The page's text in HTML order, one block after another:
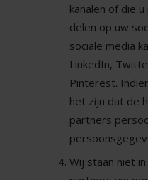
kanalen of die
delen op uw
sociale media
LinkedIn,
Pinterest.
het zijn dat de
partners
Wij staan niet